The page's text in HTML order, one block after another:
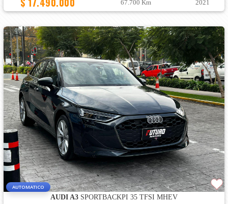
67.700 Km 2021
AUTOMATICO
AUDI A3SPORTBACKPI 35 TFSI MHEV